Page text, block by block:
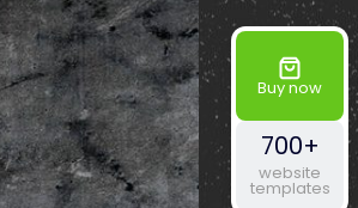
Buy now
700+
website
templates